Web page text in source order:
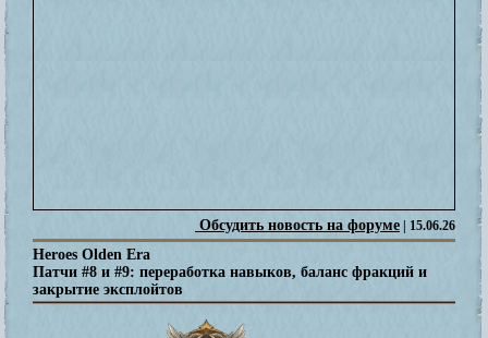
Обсудить новость на форуме | 15.06.26
Heroes Olden Era
Патчи #8 и #9: переработка навыков, баланс фракций и
закрытие эксплойтов